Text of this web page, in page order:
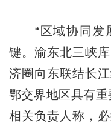
“区域协同发
键。渝东北三峡
济圈向东联结长
鄂交界地区具有
相关负责人称，